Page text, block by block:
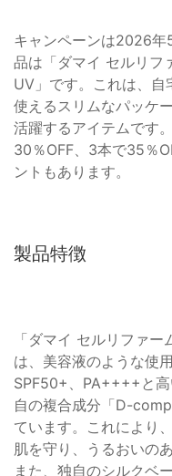
キャンペーンは2026年
品は「ダマイ セルリフ
UV」です。これは、自
使えるスリムなパッケ
活躍するアイテムです
30％OFF、3本で35％
ントもあります。
製品特徴
「ダマイ セルリファ
は、美容液のような使
SPF50+、PA++++と
自の複合成分「D-
ています。これにより
肌を守り、うるおいの
また、独自のシルクベ